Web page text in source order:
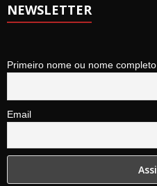
NEWSLETTER
Primeiro nome ou nome completo
Email